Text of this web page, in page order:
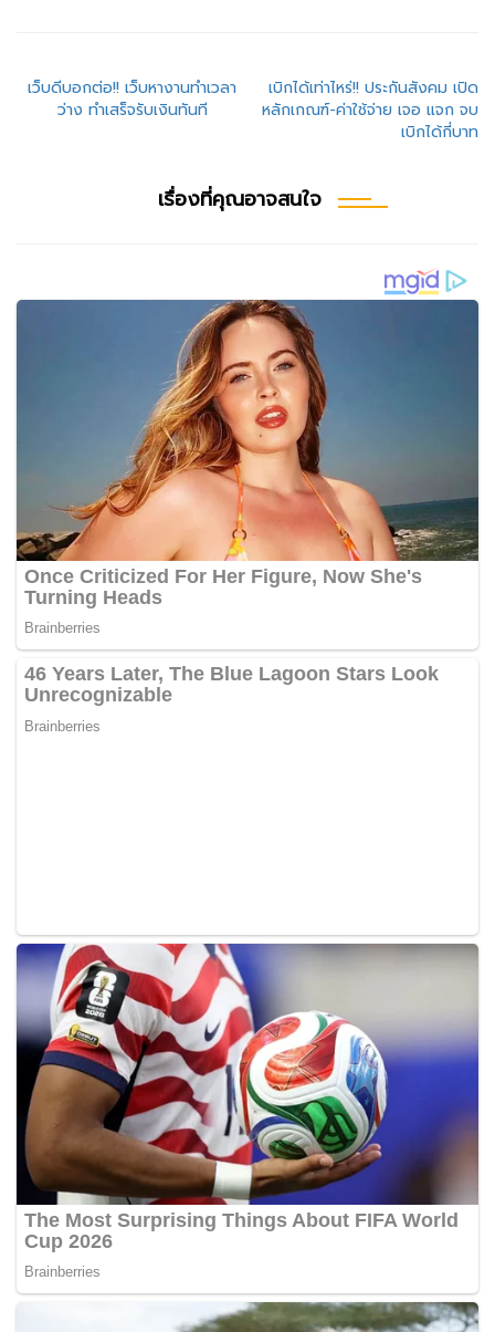
แนะแนว
เรื่อง
เว็บดีบอกต่อ!! เว็บหางานทำเวลา
ว่าง ทำเสร็จรับเงินทันที
เบิกได้เท่าไหร่!! ประกันสังคม เปิด
หลักเกณฑ์-ค่าใช้จ่าย เจอ แจก จบ
เบิกได้กี่บาท
เรื่องที่คุณอาจสนใจ